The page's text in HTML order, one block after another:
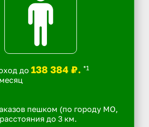
до 138 384 ₽. *1
пешком (по городу МО,
до 3 км.